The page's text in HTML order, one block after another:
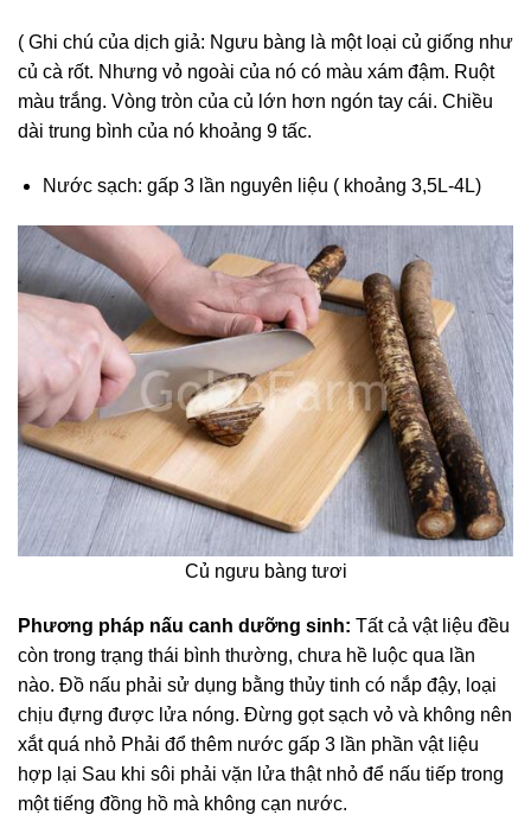
( Ghi chú của dịch giả: Ngưu bàng là một loại củ giống như
củ cà rốt. Nhưng vỏ ngoài của nó có màu xám đậm. Ruột
màu trắng. Vòng tròn của củ lớn hơn ngón tay cái. Chiều
dài trung bình của nó khoảng 9 tấc.
Nước sạch: gấp 3 lần nguyên liệu ( khoảng 3,5L-4L)
Củ ngưu bàng tươi
Phương pháp nấu canh dưỡng sinh: Tất cả vật liệu đều
còn trong trạng thái bình thường, chưa hề luộc qua lần
nào. Ðồ nấu phải sử dụng bằng thủy tinh có nắp đậy, loại
chịu đựng được lửa nóng. Ðừng gọt sạch vỏ và không nên
xắt quá nhỏ Phải đổ thêm nước gấp 3 lần phần vật liệu
hợp lại Sau khi sôi phải vặn lửa thật nhỏ để nấu tiếp trong
một tiếng đồng hồ mà không cạn nước.